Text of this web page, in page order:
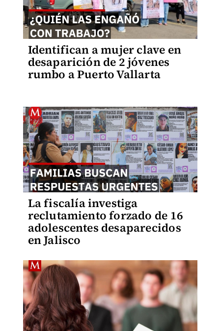
Identifican a mujer clave en
desaparición de 2 jóvenes
rumbo a Puerto Vallarta
La fiscalía investiga
reclutamiento forzado de 16
adolescentes desaparecidos
en Jalisco